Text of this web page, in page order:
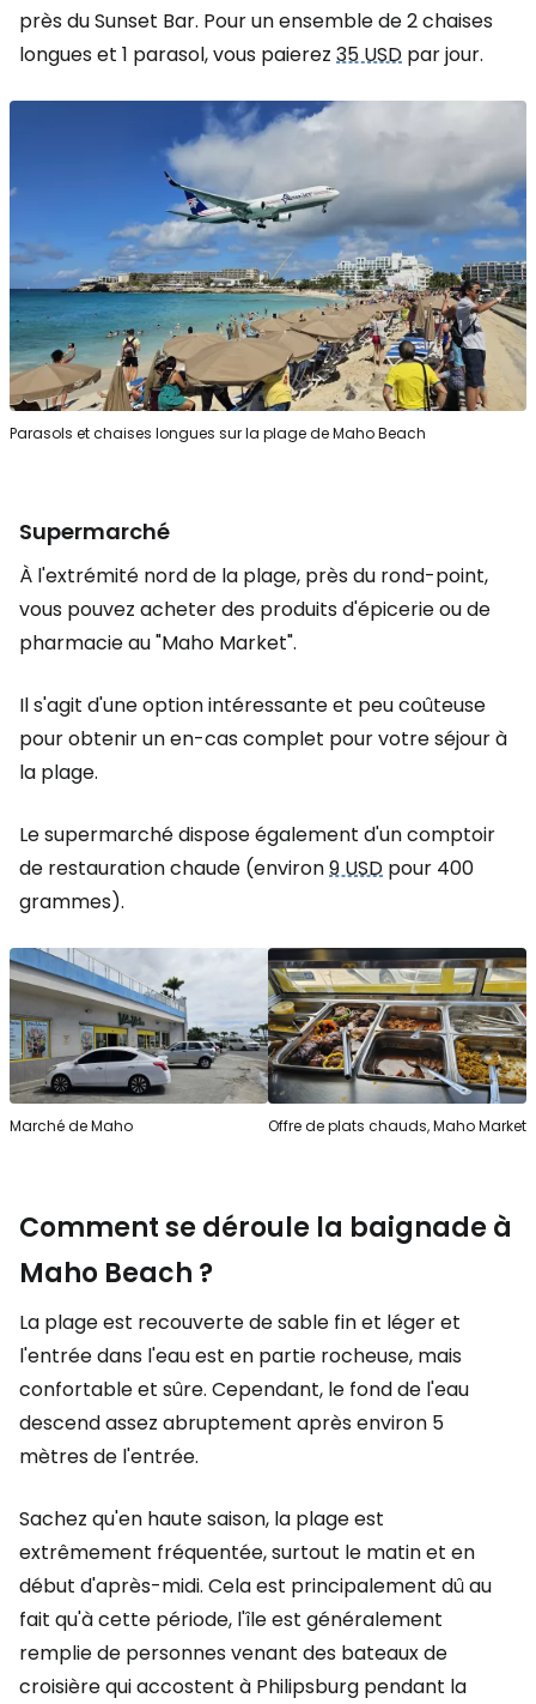
près du Sunset Bar. Pour un ensemble de 2 chaises
longues et 1 parasol, vous paierez 35 USD par jour.
Parasols et chaises longues sur la plage de Maho Beach
Supermarché
À l'extrémité nord de la plage, près du rond-point,
vous pouvez acheter des produits d'épicerie ou de
pharmacie au "Maho Market".
Il s'agit d'une option intéressante et peu coûteuse
pour obtenir un en-cas complet pour votre séjour à
la plage.
Le supermarché dispose également d'un comptoir
de restauration chaude (environ9 USD pour 400
grammes).
Marché de Maho Offre de plats chauds, Maho Market
Comment se déroule la baignade à
Maho Beach ?
La plage est recouverte de sable fin et léger et
l'entrée dans l'eau est en partie rocheuse, mais
confortable et sûre. Cependant, le fond de l'eau
descend assez abruptement après environ 5
mètres de l'entrée.
Sachez qu'en haute saison, la plage est
extrêmement fréquentée, surtout le matin et en
début d'après-midi. Cela est principalement dû au
fait qu'à cette période, l'île est généralement
remplie de personnes venant des bateaux de
croisière qui accostent à Philipsburg pendant la